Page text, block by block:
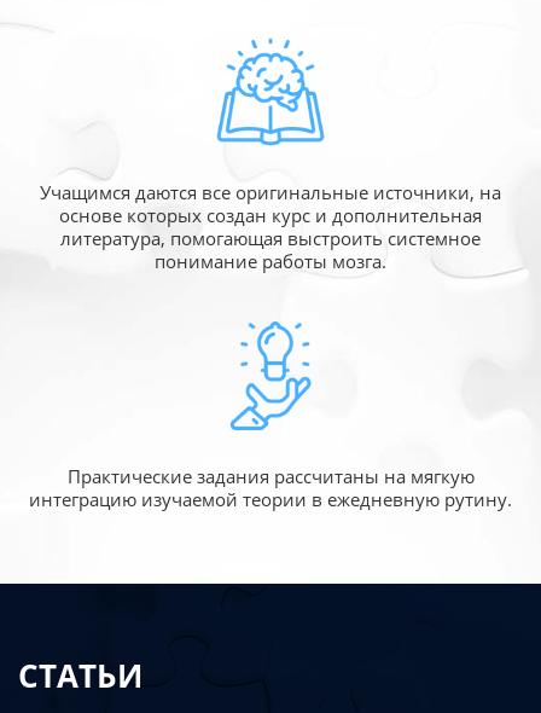
Учащимся даются все оригинальные источники, на
основе которых создан курс и дополнительная
литература, помогающая выстроить системное
понимание работы мозга.
Практические задания рассчитаны на мягкую
интеграцию изучаемой теории в ежедневную рутину.
СТАТЬИ